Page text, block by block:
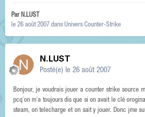
ParN.LUST
le 26 août 2007 dans Univers Counter-Strike
N.LUST
Posté(e) le 26 août 2007
Bonjour, je voudrais jouer a counter strike source
pcq´on m´a toujours dis que si on avait le clé
steam, on telecharge et on sait y jouer. Donc jme